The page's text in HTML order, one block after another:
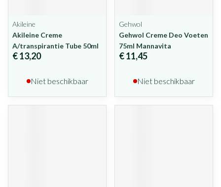
Akileine
Akileine Creme
A/transpirantie Tube 50ml
€ 13,20
Niet beschikbaar
Gehwol
Gehwol Creme Deo Voeten
75ml Mannavita
€ 11,45
Niet beschikbaar